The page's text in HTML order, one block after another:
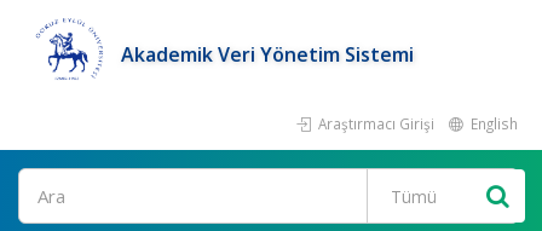
Akademik Veri Yönetim Sistemi
Araştırmacı Girişi English
Ara